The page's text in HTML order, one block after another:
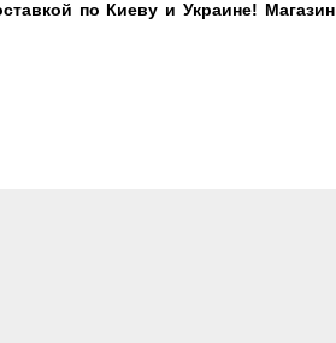
по Киеву и Украине! Магазин